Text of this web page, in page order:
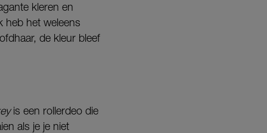
kleren en
heb het weleens
de kleur bleef
is een rollerdeo die
als je je niet